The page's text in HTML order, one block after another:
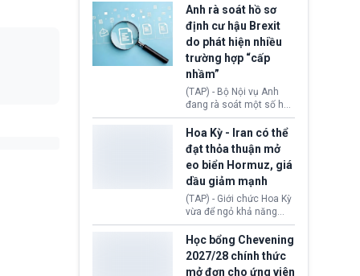
da Silva đang leo thang
gay gắt.
Zealand đang mở ra
thêm cơ hội cho nhiều
người muốn định cư. Từ
nay, người mắc viêm
gan B hoặc viêm gan C
sẽ không còn bị mặc
định không đáp ứng tiêu
chuẩn sức khỏe chỉ vì
chi phí điều trị khi nộp hồ
Anh rà soát hồ sơ
định cư hậu Brexit
do phát hiện nhiều
trường hợp “cấp
nhầm”
(TAP) - Bộ Nội vụ Anh
đang rà soát một số hồ
sơ thuộc Chương trình
Định cư EU (EU
Settlement Scheme -
EUSS) sau khi xác định
có trường hợp được cấp
quy chế cư trú hậu
Brexit “do nhầm lẫn”.
Động thái này làm dấy
lên lo ngại về việc thực
thi Thỏa thuận Rút khỏi
Liên minh châu Âu
(Withdrawal
Agreement).
Hoa Kỳ - Iran có thể
đạt thỏa thuận mở
eo biển Hormuz, giá
dầu giảm mạnh
(TAP) - Giới chức Hoa Kỳ
vừa để ngỏ khả năng
sớm đạt thỏa thuận với
Iran nhằm mở lại eo biển
Hormuz, mở đường cho
việc khôi phục hoạt
Học bổng Chevening
2027/28 chính thức
mở đơn cho ứng viên